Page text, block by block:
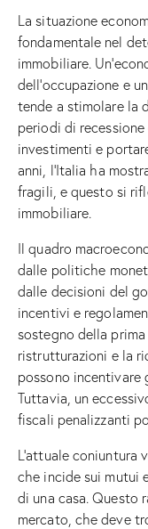
La situazione
fondamentale nel
immobiliare.
dell’occupazione e
tende a stimolare la
periodi di
investimenti e
anni, l’Italia ha
fragili, e questo si
immobiliare.
Il quadro
dalle politiche
dalle decisioni del
incentivi e
sostegno della
ristrutturazioni e la
possono incentivare
Tuttavia, un
fiscali penalizzanti
L’attuale coniuntura
che incide sui mutui
di una casa. Questo
mercato, che deve